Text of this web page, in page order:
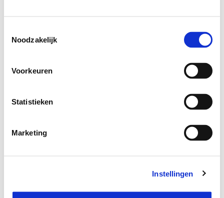
Noodzakelijk
Voorkeuren
Statistieken
Marketing
Instellingen
Sluit je aan bij de Vespa